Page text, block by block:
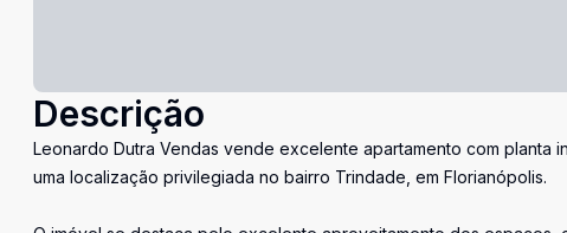
Descrição
Leonardo Dutra Vendas vende excelente apartamento com
uma localização privilegiada no bairro Trindade, em Florianópolis.